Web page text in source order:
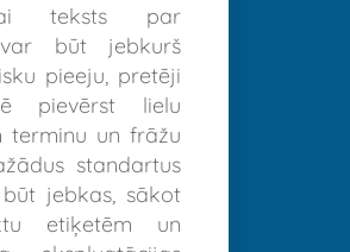
teksts par
būt jebkurš
pieeju, pretēji
pievērst lielu
terminu un frāžu
standartus
jebkas, sākot
etiķetēm un